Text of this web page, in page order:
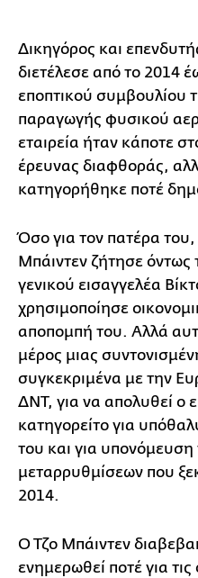
Δικηγόρος και
διετέλεσε από το 2014
εποπτικού συμβουλίου
παραγωγής φυσικού
εταιρεία ήταν κάποτε
έρευνας διαφθοράς,
κατηγορήθηκε ποτέ
Όσο για τον πατέρα
Μπάιντεν ζήτησε
γενικού εισαγγελέα
χρησιμοποίησε
αποπομπή του. Αλλά
μέρος μιας
συγκεκριμένα με την
ΔΝΤ, για να απολυθεί ο
κατηγορείτο για
του και για
μεταρρυθμίσεων που
2014.
Ο Τζο Μπάιντεν
ενημερωθεί ποτέ για